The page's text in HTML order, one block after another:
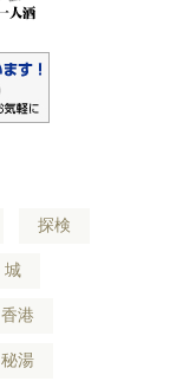
探検
城
香港
秘湯